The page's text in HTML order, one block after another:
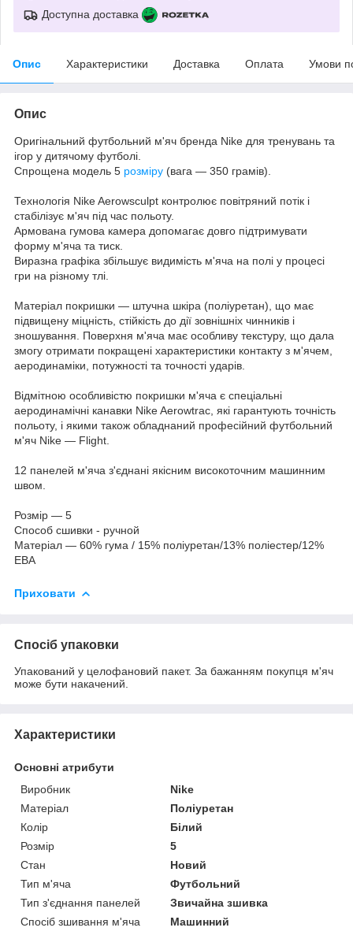
Доступна доставка
Опис Характеристики Доставка Оплата Умови
Опис
Оригінальний футбольний м'яч бренда Nike для тренувань та
ігор у дитячому футболі.
Спрощена модель 5 розміру (вага — 350 грамів).
Технологія Nike Aerowsculpt контролює повітряний потік і
стабілізує м'яч під час польоту.
Армована гумова камера допомагає довго підтримувати
форму м'яча та тиск.
Виразна графіка збільшує видимість м'яча на полі у процесі
гри на різному тлі.
Матеріал покришки — штучна шкіра (поліуретан), що має
підвищену міцність, стійкість до дії зовнішніх чинників і
зношування. Поверхня м'яча має особливу текстуру, що дала
змогу отримати покращені характеристики контакту з м'ячем,
аеродинаміки, потужності та точності ударів.
Відмітною особливістю покришки м'яча є спеціальні
аеродинамічні канавки Nike Aerowtrac, які гарантують точність
польоту, і якими також обладнаний професійний футбольний
м'яч Nike — Flight.
12 панелей м'яча з'єднані якісним високоточним машинним
швом.
Розмір — 5
Способ сшивки - ручной
Матеріал — 60% гума / 15% поліуретан/13% поліестер/12%
ЕВА
Приховати
Спосіб упаковки
Упакований у целофановий пакет. За бажанням покупця м'яч
може бути накачений.
Характеристики
Основні атрибути
Виробник
Nike
Матеріал
Поліуретан
Колір
Білий
Розмір
5
Стан
Новий
Тип м'яча
Футбольний
Тип з'єднання панелей
Звичайна зшивка
Спосіб зшивання м'яча
Машинний